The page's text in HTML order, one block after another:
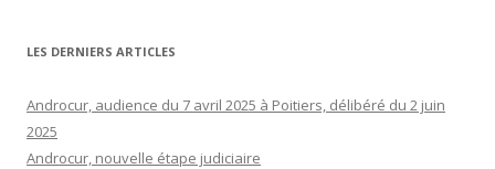
LES DERNIERS ARTICLES
Androcur, audience du 7 avril 2025 à Poitiers, délibéré du 2 juin
2025
Androcur, nouvelle étape judiciaire